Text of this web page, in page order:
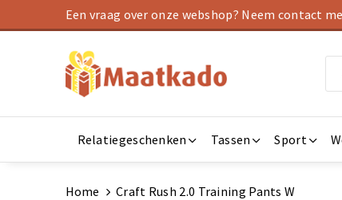
Een vraag over onze webshop? Neem contact
Relatiegeschenken Tassen Sport
Home Craft Rush 2.0 Training Pants W